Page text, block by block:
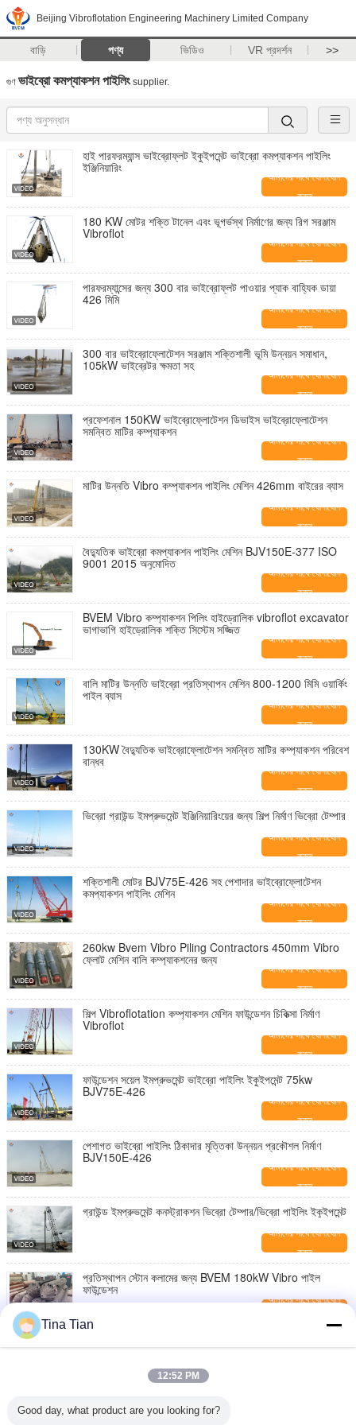
Beijing Vibroflotation Engineering Machinery Limited Company
বাড়ি পণ্য ভিডিও VR প্রদর্শন >>
গুণ ভাইব্রো কমপ্যাকশন পাইলিংsupplier.
হাই পারফরম্যান্স ভাইব্রোফ্লট ইকুইপমেন্ট ভাইব্রো কমপ্যাকশন পাইলিং
ইঞ্জিনিয়ারিং
আমাদের সাথে যোগাযোগ
করুন
180 KW মোটর শক্তি টানেল এবং ভূগর্ভস্থ নির্মাণের জন্য রিগ সরঞ্জাম
Vibroflot
আমাদের সাথে যোগাযোগ
করুন
পারফরম্যান্সের জন্য 300 বার ভাইব্রোফ্লট পাওয়ার প্যাক বাহ্যিক ডায়া
426 মিমি
আমাদের সাথে যোগাযোগ
করুন
300 বার ভাইব্রোফ্লোটেশন সরঞ্জাম শক্তিশালী ভূমি উন্নয়ন সমাধান,
105kW ভাইব্রেটর ক্ষমতা সহ
আমাদের সাথে যোগাযোগ
করুন
প্রফেশনাল 150KW ভাইব্রোফ্লোটেশন ডিভাইস ভাইব্রোফ্লোটেশন
সমন্বিত মাটির কম্প্যাকশন
আমাদের সাথে যোগাযোগ
করুন
মাটির উন্নতি Vibro কম্প্যাকশন পাইলিং মেশিন 426mm বাইরের ব্যাস
আমাদের সাথে যোগাযোগ
করুন
বৈদ্যুতিক ভাইব্রো কমপ্যাকশন পাইলিং মেশিন BJV150E-377 ISO
9001 2015 অনুমোদিত
আমাদের সাথে যোগাযোগ
করুন
BVEM Vibro কম্প্যাকশন পিলিং হাইড্রোলিক vibroflot excavator
ভাগাভাগি হাইড্রোলিক শক্তি সিস্টেম সজ্জিত
আমাদের সাথে যোগাযোগ
করুন
বালি মাটির উন্নতি ভাইব্রো প্রতিস্থাপন মেশিন 800-1200 মিমি ওয়ার্কিং
পাইল ব্যাস
আমাদের সাথে যোগাযোগ
করুন
130KW বৈদ্যুতিক ভাইব্রোফ্লোটেশন সমন্বিত মাটির কম্প্যাকশন পরিবেশ
বান্ধব
আমাদের সাথে যোগাযোগ
করুন
ভিব্রো গ্রাউন্ড ইমপ্রুভমেন্ট ইঞ্জিনিয়ারিংয়ের জন্য শিল্প নির্মাণ ভিব্রো টেম্পার
আমাদের সাথে যোগাযোগ
করুন
শক্তিশালী মোটর BJV75E-426 সহ পেশাদার ভাইব্রোফ্লোটেশন
কমপ্যাকশন পাইলিং মেশিন
আমাদের সাথে যোগাযোগ
করুন
260kw Bvem Vibro Piling Contractors 450mm Vibro
ফ্লোট মেশিন বালি কম্প্যাকশনের জন্য
আমাদের সাথে যোগাযোগ
করুন
শিল্প Vibroflotation কম্প্যাকশন মেশিন ফাউন্ডেশন চিকিত্সা নির্মাণ
Vibroflot
আমাদের সাথে যোগাযোগ
করুন
ফাউন্ডেশন সয়েল ইমপ্রুভমেন্ট ভাইব্রো পাইলিং ইকুইপমেন্ট 75kw
BJV75E-426
আমাদের সাথে যোগাযোগ
করুন
পেশাগত ভাইব্রো পাইলিং ঠিকাদার মৃত্তিকা উন্নয়ন প্রকৌশল নির্মাণ
BJV150E-426
আমাদের সাথে যোগাযোগ
করুন
গ্রাউন্ড ইমপ্রুভমেন্ট কনস্ট্রাকশন ভিব্রো টেম্পার/ভিব্রো পাইলিং ইকুইপমেন্ট
আমাদের সাথে যোগাযোগ
করুন
প্রতিস্থাপন স্টোন কলামের জন্য BVEM 180kW Vibro পাইল
ফাউন্ডেশন
আমাদের সাথে যোগাযোগ
সফট ফাউন্ডেশন ট্রিটমেন্ট গ্রাউন্ড ইমপ্রুভমেন্টের জন্য Bvem Vibro
হাই পাওয়ার ভাইব্রোফ্লোটেশন ডিভাইস ভাইব্রো কম্প্যাকশন স্টোন কলাম
মাটির উন্নতি
Tina Tian
12:52 PM
Good day, what product are you looking for?